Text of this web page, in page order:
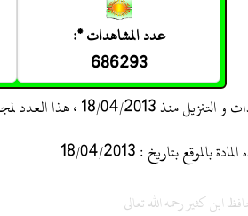
عدد المشاهدات *:
686293
العدد لمجموع المواد المتعلقة بموضوع المادة
بتاريخ : 18/04/2013
ابن كثير رحمه الله تعالى